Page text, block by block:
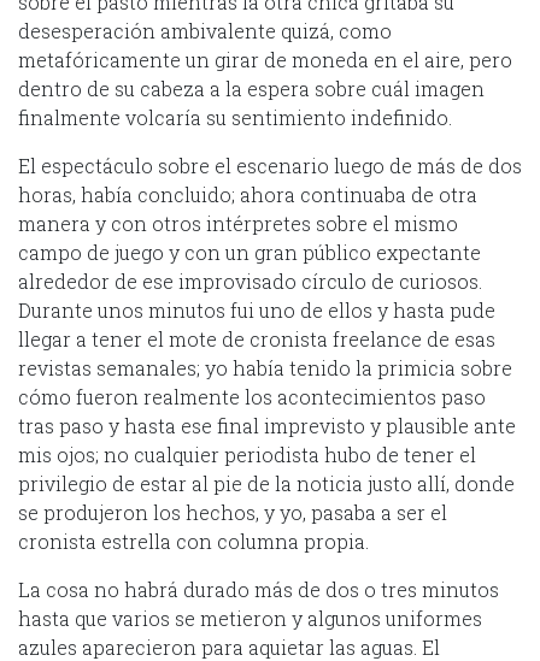
desesperación ambivalente quizá, como
metafóricamente un girar de moneda en el aire, pero
dentro de su cabeza a la espera sobre cuál imagen
finalmente volcaría su sentimiento indefinido.
El espectáculo sobre el escenario luego de más de dos
horas, había concluido; ahora continuaba de otra
manera y con otros intérpretes sobre el mismo
campo de juego y con un gran público expectante
alrededor de ese improvisado círculo de curiosos.
Durante unos minutos fui uno de ellos y hasta pude
llegar a tener el mote de cronista freelance de esas
revistas semanales; yo había tenido la primicia sobre
cómo fueron realmente los acontecimientos paso
tras paso y hasta ese final imprevisto y plausible ante
mis ojos; no cualquier periodista hubo de tener el
privilegio de estar al pie de la noticia justo allí, donde
se produjeron los hechos, y yo, pasaba a ser el
cronista estrella con columna propia.
La cosa no habrá durado más de dos o tres minutos
hasta que varios se metieron y algunos uniformes
azules aparecieron para aquietar las aguas. El